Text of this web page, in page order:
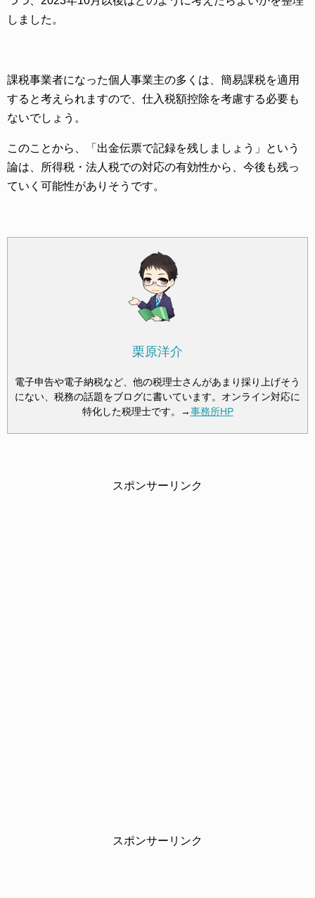
しました。
課税事業者になった個人事業主の多くは、簡易課税を適用
すると考えられますので、仕入税額控除を考慮する必要も
ないでしょう。
このことから、「出金伝票で記録を残しましょう」という
論は、所得税・法人税での対応の有効性から、今後も残っ
ていく可能性がありそうです。
栗原洋介
電子申告や電子納税など、他の税理士さんがあまり採り上げそう
にない、税務の話題をブログに書いています。オンライン対応に
特化した税理士です。→事務所HP
スポンサーリンク
スポンサーリンク